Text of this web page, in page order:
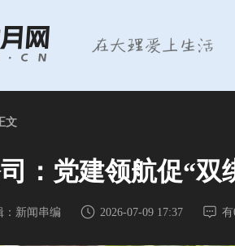
文
：党建领航促“双
：新闻串编 2026-07-09 17:37 有